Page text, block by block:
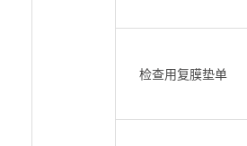
检查用复膜垫单